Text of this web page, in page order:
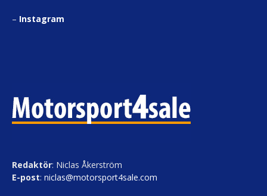
– Instagram
Redaktör: Niclas Åkerström
E-post: niclas@motorsport4sale.com